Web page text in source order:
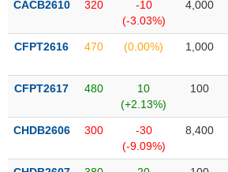
Tâm
thị
trường
CACB2610 320
-10
(-3.03%)
4,000
CFPT2616 470 (0.00%) 1,000
CFPT2617 480
10
(+2.13%)
100
CHDB2606 300
-30
(-9.09%)
8,400
DÙNG
THIẾT
YẾU